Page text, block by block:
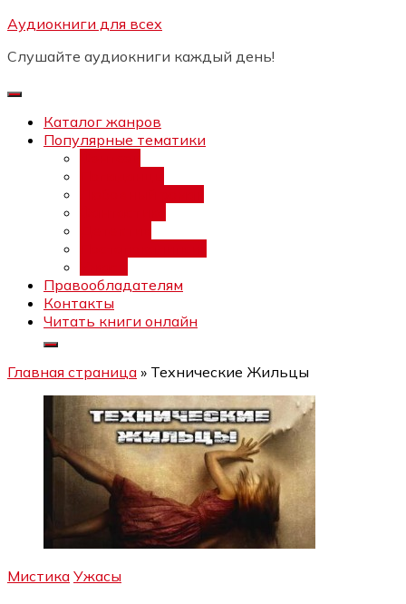
Перейти
содержимому
Аудиокниги для всех
Слушайте аудиокниги каждый день!
Каталог жанров
Популярные тематики
Правообладателям
Контакты
Читать книги онлайн
Главная страница » Технические Жильцы
Мистика Ужасы
Бесплатный интенсив:
каналов"